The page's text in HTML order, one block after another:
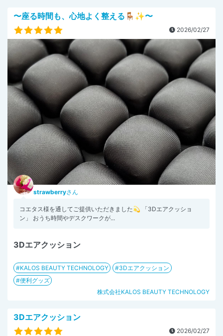
〜座る時間も、心地よく整える🪑✨〜
2026/02/27
strawberryさん
コエタス様を通してご提供いただきました💫 「3Dエアクッショ
ン」 おうち時間やデスクワークが...
3Dエアクッション
KALOS BEAUTY TECHNOLOGY
3Dエアクッション
便利グッズ
株式会社KALOS BEAUTY TECHNOLOGY
3Dエアクッション
2026/02/27